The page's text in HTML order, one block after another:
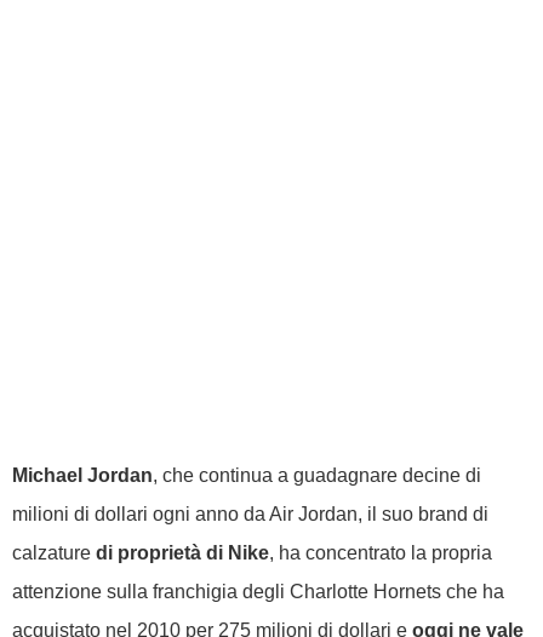
Michael Jordan, che continua a guadagnare decine di
milioni di dollari ogni anno da Air Jordan, il suo brand di
calzature di proprietà di Nike, ha concentrato la propria
attenzione sulla franchigia degli Charlotte Hornets che ha
acquistato nel 2010 per 275 milioni di dollari e oggi ne vale